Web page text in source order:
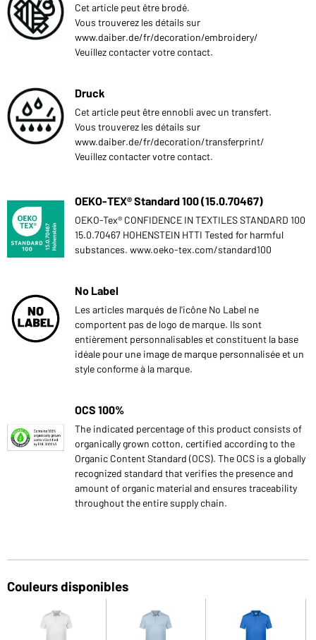
Cet article peut être brodé.
Vous trouverez les détails sur
www.daiber.de/fr/decoration/embroidery/
Veuillez contacter votre contact.
Druck
Cet article peut être ennobli avec un transfert.
Vous trouverez les détails sur
www.daiber.de/fr/decoration/transferprint/
Veuillez contacter votre contact.
OEKO-TEX® Standard 100 (15.0.70467)
OEKO-Tex® CONFIDENCE IN TEXTILES STANDARD 100
15.0.70467 HOHENSTEIN HTTI Tested for harmful
substances. www.oeko-tex.com/standard100
No Label
Les articles marqués de l'icône No Label ne
comportent pas de logo de marque. Ils sont
entièrement personnalisables et constituent la base
idéale pour une image de marque personnalisée et un
style conforme à la marque.
OCS 100%
The indicated percentage of this product consists of
organically grown cotton, certified according to the
Organic Content Standard (OCS). The OCS is a globally
recognized standard that verifies the presence and
amount of organic material and ensures traceability
throughout the entire supply chain.
Couleurs disponibles